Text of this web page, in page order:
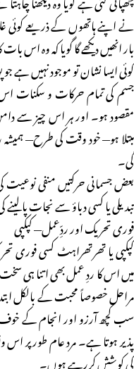
نے اپنے ہاتھوں کے ذریعے کوئی
بار انھیں دیکھے گا گویا کہ وہ اس
کوئی ایسا نشان تو موجود نہیں ہے
جسم کی تمام حرکات و سکنات اس
مقصود ہو۔ اور ہر اس چیز سے
مبتلا ہو— خود وقت کی طرح—
گی۔
بعض جسمانی حرکتیں منفی
تبدیلی یا کسی دباؤ سے نجات
فوری تحریک اور ردِّعمل— کپکپی
کپکپی یا تھرتھراہٹ کسی
میں اس کا ردِ عمل بھی اتنا ہی
مراحل خصوصاً محبت کے بالکل
سب کچھ آرزو اور انجام کے
پذیر ہوتا ہے۔ مرد عام طور پر اس
کی کوشش کررہے ہوں۔